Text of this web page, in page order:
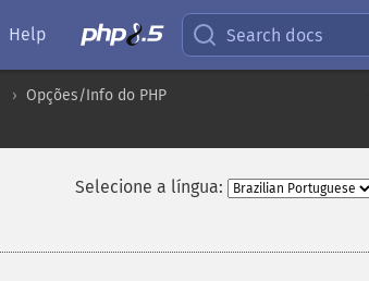
Help Search docs
Opções/Info do PHP
Selecione a língua: